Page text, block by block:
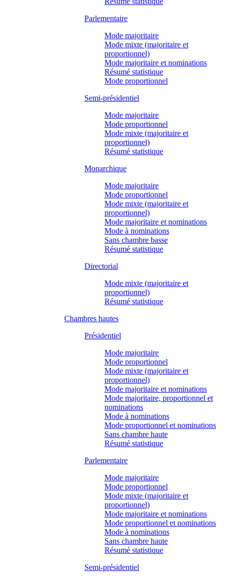
Parlementaire
Mode majoritaire
Mode mixte (majoritaire et
proportionnel)
Mode majoritaire et nominations
Résumé statistique
Mode proportionnel
Semi-présidentiel
Mode majoritaire
Mode proportionnel
Mode mixte (majoritaire et
proportionnel)
Résumé statistique
Monarchique
Mode majoritaire
Mode proportionnel
Mode mixte (majoritaire et
proportionnel)
Mode majoritaire et nominations
Mode à nominations
Sans chambre basse
Résumé statistique
Directorial
Mode mixte (majoritaire et
proportionnel)
Résumé statistique
Chambres hautes
Présidentiel
Mode majoritaire
Mode proportionnel
Mode mixte (majoritaire et
proportionnel)
Mode majoritaire et nominations
Mode majoritaire, proportionnel et
nominations
Mode à nominations
Mode proportionnel et nominations
Sans chambre haute
Résumé statistique
Parlementaire
Mode majoritaire
Mode proportionnel
Mode mixte (majoritaire et
proportionnel)
Mode majoritaire et nominations
Mode proportionnel et nominations
Mode à nominations
Sans chambre haute
Résumé statistique
Semi-présidentiel